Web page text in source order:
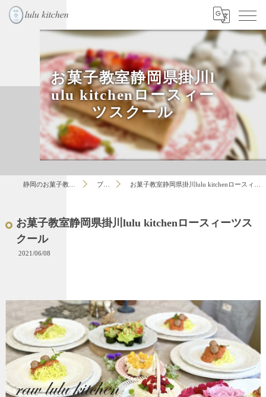
お菓子教室静岡県掛川l
ulu kitchenロースィー
ツスクール
静岡のお菓子教室はlulu ブログ お菓子教室静岡県掛川lulu kitchenロースィーツスクール
お菓子教室静岡県掛川lulu kitchenロースィーツス
クール
2021/06/08